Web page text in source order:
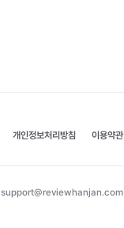
개인정보처리방침 이용약관
support@reviewhanjan.com